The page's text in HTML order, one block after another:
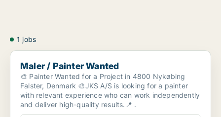
1 jobs
Maler / Painter Wanted
Maler / Painter Wanted
🎨 Painter Wanted for a Project in 4800 Nykøbing
Falster, Denmark 🎨JKS A/S is looking for a painter
with relevant experience who can work independently
and deliver high-quality results.📍 .